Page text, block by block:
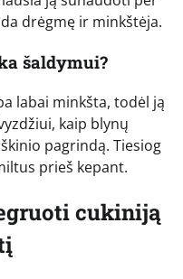
drėgmę ir minkštėja.
šaldymui?
labai minkšta, todėl ją
kaip blynų
pagrindą. Tiesiog
prieš kepant.
cukiniją